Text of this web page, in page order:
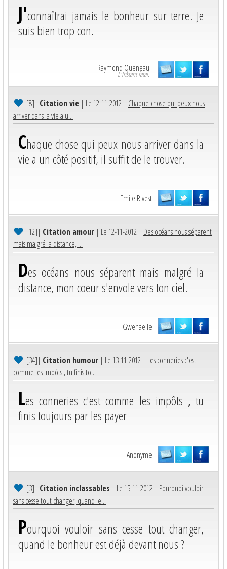
J'connaîtrai jamais le bonheur sur terre. Je
suis bien trop con.
Raymond Queneau
L'Instant fatal.
[8]| Citation vie | Le 12-11-2012 | Chaque chose qui peux nous
arriver dans la vie a u...
Chaque chose qui peux nous arriver dans la
vie a un côté positif, il suffit de le trouver.
Emile Rivest
[12]| Citation amour | Le 12-11-2012 | Des océans nous séparent
mais malgré la distance, ...
Des océans nous séparent mais malgré la
distance, mon coeur s'envole vers ton ciel.
Gwenaëlle
[34]| Citation humour | Le 13-11-2012 | Les conneries c'est
comme les impôts , tu finis to...
Les conneries c'est comme les impôts , tu
finis toujours par les payer
Anonyme
[3]| Citation inclassables | Le 15-11-2012 | Pourquoi vouloir
sans cesse tout changer, quand le...
Pourquoi vouloir sans cesse tout changer,
quand le bonheur est déjà devant nous ?